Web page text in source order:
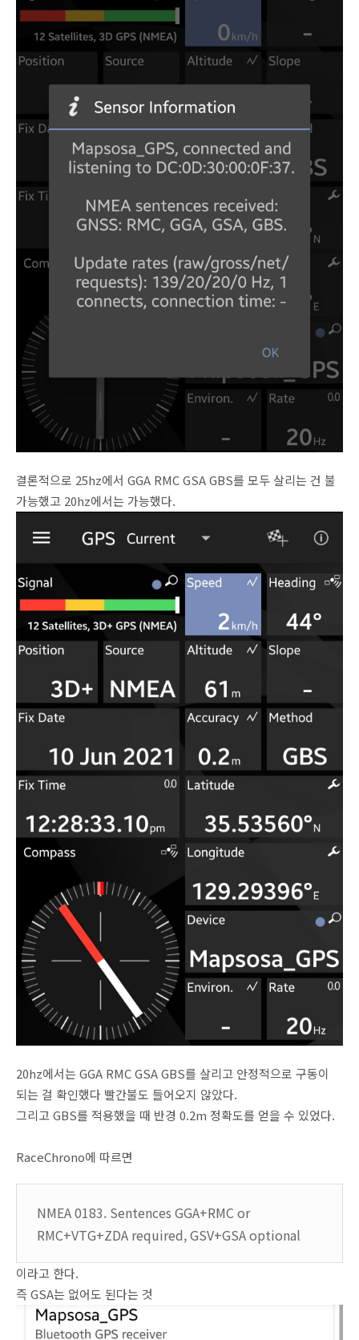
결론적으로 25hz에서 GGA RMC GSA GBS를 모두 살리는 건 불
가능했고 20hz에서는 가능했다.
20hz에서는 GGA RMC GSA GBS를 살리고 안정적으로 구동이
되는 걸 확인했다 빨간불도 들어오지 않았다.
그리고 GBS를 적용했을 때 반경 0.2m 정확도를 얻을 수 있었다.
RaceChrono에 따르면
NMEA 0183. Sentences GGA+RMC or
RMC+VTG+ZDA required, GSV+GSA optional
이라고 한다.
즉 GSA는 없어도 된다는 것